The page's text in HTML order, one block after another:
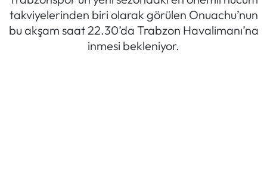
takviyelerinden biri olarak görülen Onuachu’nun
bu akşam saat 22.30’da Trabzon Havalimanı’na
inmesi bekleniyor.
Magazin
Mektup Galeri